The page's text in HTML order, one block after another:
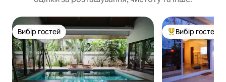
Вибір гостей
Вибір гостей Топ вибір гостей
Вибір гостей